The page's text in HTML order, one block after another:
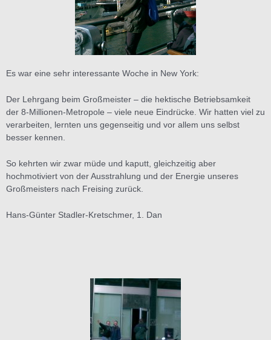
Es war eine sehr interessante Woche in New York:
Der Lehrgang beim Großmeister – die hektische Betriebsamkeit
der 8-Millionen-Metropole – viele neue Eindrücke. Wir hatten viel zu
verarbeiten, lernten uns gegenseitig und vor allem uns selbst
besser kennen.
So kehrten wir zwar müde und kaputt, gleichzeitig aber
hochmotiviert von der Ausstrahlung und der Energie unseres
Großmeisters nach Freising zurück.
Hans-Günter Stadler-Kretschmer, 1. Dan